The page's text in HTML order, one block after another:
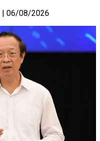
06/08/2026